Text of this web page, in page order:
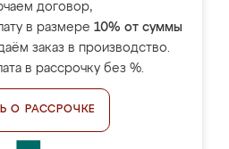
договор,
в размере 10% от суммы
заказ в производство.
в рассрочку без %.
О РАССРОЧКЕ